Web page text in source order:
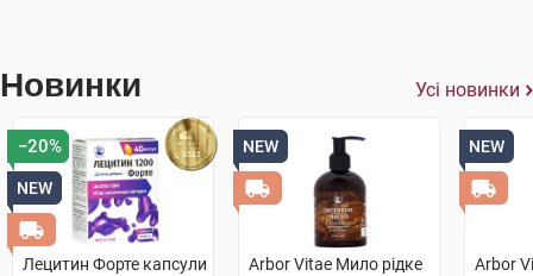
Новинки Усі новинки
−20%
NEW
Лецитин Форте капсули
NEW
Arbor Vitae Мило рідке
NEW
Arbor